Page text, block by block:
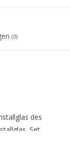
(0)
des
Set